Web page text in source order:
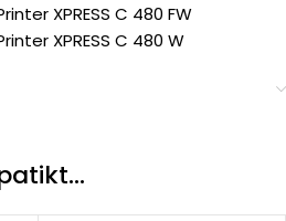
XPRESS C 480 FW
XPRESS C 480 W